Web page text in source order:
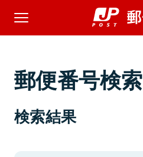
郵便番号検索
検索結果